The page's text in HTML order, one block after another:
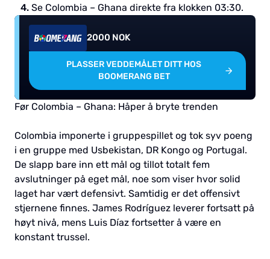
Se Colombia – Ghana direkte fra klokken 03:30.
2000 NOK
PLASSER VEDDEMÅLET DITT HOS
BOOMERANG BET
Før Colombia – Ghana: Håper å bryte trenden
Colombia imponerte i gruppespillet og tok syv poeng
i en gruppe med Usbekistan, DR Kongo og Portugal.
De slapp bare inn ett mål og tillot totalt fem
avslutninger på eget mål, noe som viser hvor solid
laget har vært defensivt. Samtidig er det offensivt
stjernene finnes. James Rodríguez leverer fortsatt på
høyt nivå, mens Luis Díaz fortsetter å være en
konstant trussel.